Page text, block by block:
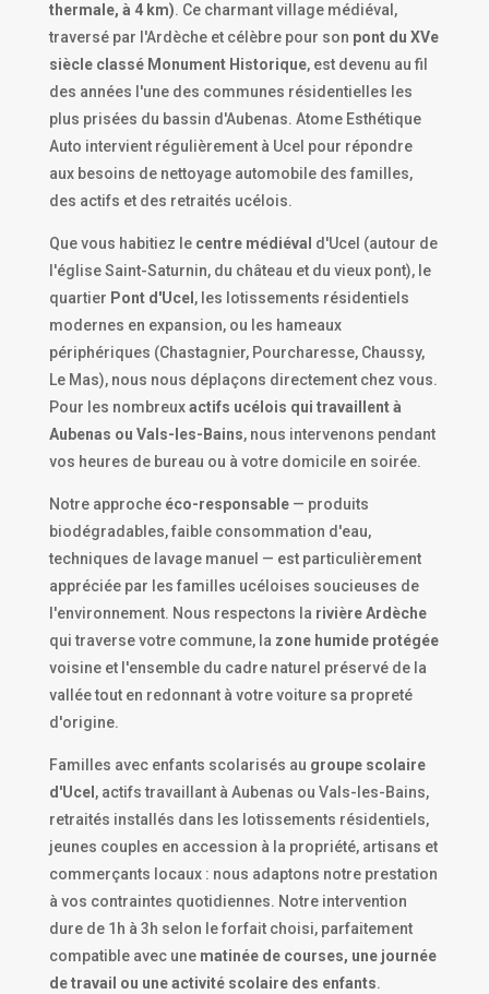
thermale, à 4 km). Ce charmant village médiéval,
traversé par l'Ardèche et célèbre pour son pont du XVe
siècle classé Monument Historique, est devenu au fil
des années l'une des communes résidentielles les
plus prisées du bassin d'Aubenas. Atome Esthétique
Auto intervient régulièrement à Ucel pour répondre
aux besoins de nettoyage automobile des familles,
des actifs et des retraités ucélois.
Que vous habitiez le centre médiéval d'Ucel (autour de
l'église Saint-Saturnin, du château et du vieux pont), le
quartier Pont d'Ucel , les lotissements résidentiels
modernes en expansion, ou les hameaux
périphériques (Chastagnier, Pourcharesse, Chaussy,
Le Mas), nous nous déplaçons directement chez vous.
Pour les nombreuxactifs ucélois qui travaillent à
Aubenas ou Vals-les-Bains, nous intervenons pendant
vos heures de bureau ou à votre domicile en soirée.
Notre approche éco-responsable— produits
biodégradables, faible consommation d'eau,
techniques de lavage manuel — est particulièrement
appréciée par les familles ucéloises soucieuses de
l'environnement. Nous respectons la rivière Ardèche
qui traverse votre commune, la zone humide protégée
voisine et l'ensemble du cadre naturel préservé de la
vallée tout en redonnant à votre voiture sa propreté
d'origine.
Familles avec enfants scolarisés au groupe scolaire
d'Ucel , actifs travaillant à Aubenas ou Vals-les-Bains,
retraités installés dans les lotissements résidentiels,
jeunes couples en accession à la propriété, artisans et
commerçants locaux : nous adaptons notre prestation
à vos contraintes quotidiennes. Notre intervention
dure de 1h à 3h selon le forfait choisi, parfaitement
compatible avec une matinée de courses, une journée
de travail ou une activité scolaire des enfants.